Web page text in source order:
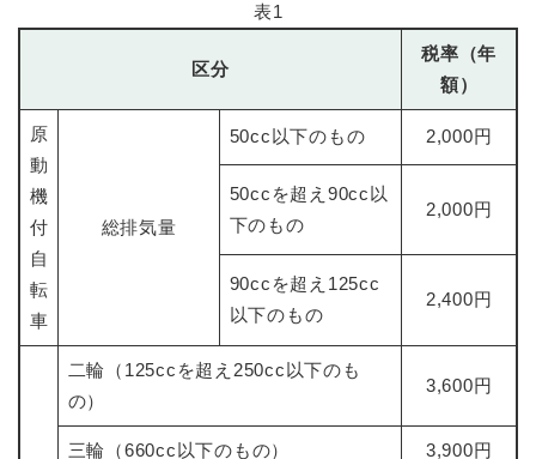
表1
区分
税率（年
額）
原
動
機
付
自
転
車
総排気量
50cc以下のもの 2,000円
50ccを超え90cc以
下のもの
2,000円
90ccを超え125cc
以下のもの
2,400円
二輪（125ccを超え250cc以下のも
の）
3,600円
三輪（660cc以下のもの） 3,900円